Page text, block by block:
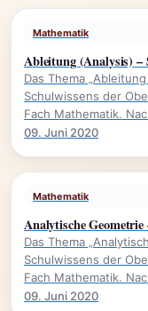
Mathematik
Ableitung (Analysis) –
Das Thema
Schulwissens der
Fach Mathematik.
09. Juni 2020
Mathematik
Analytische
Das Thema
Schulwissens der
Fach Mathematik.
09. Juni 2020